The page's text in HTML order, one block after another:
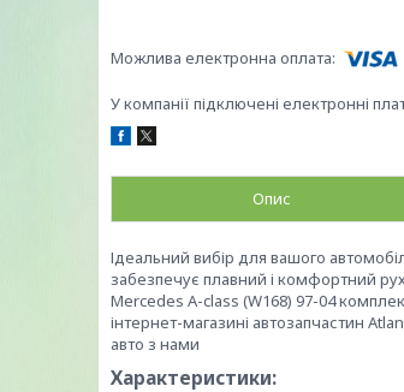
У компанії підключені електронні
Опис
Ідеальний вибір для вашого
забезпечує плавний і комфортний
Mercedes A-class (W168) 97-04
інтернет-магазині автозапчастин
авто з нами
Характеристики: